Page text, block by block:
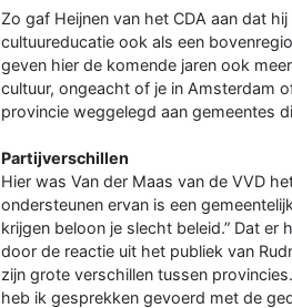
Zo gaf Heijnen van het CDA aan dat
cultuureducatie ook als een
geven hier de komende jaren ook
cultuur, ongeacht of je in Amsterdam
provincie weggelegd aan gemeentes
Partijverschillen
Hier was Van der Maas van de VVD
ondersteunen ervan is een
krijgen beloon je slecht beleid.” Dat
door de reactie uit het publiek van
zijn grote verschillen tussen
heb ik gesprekken gevoerd met de